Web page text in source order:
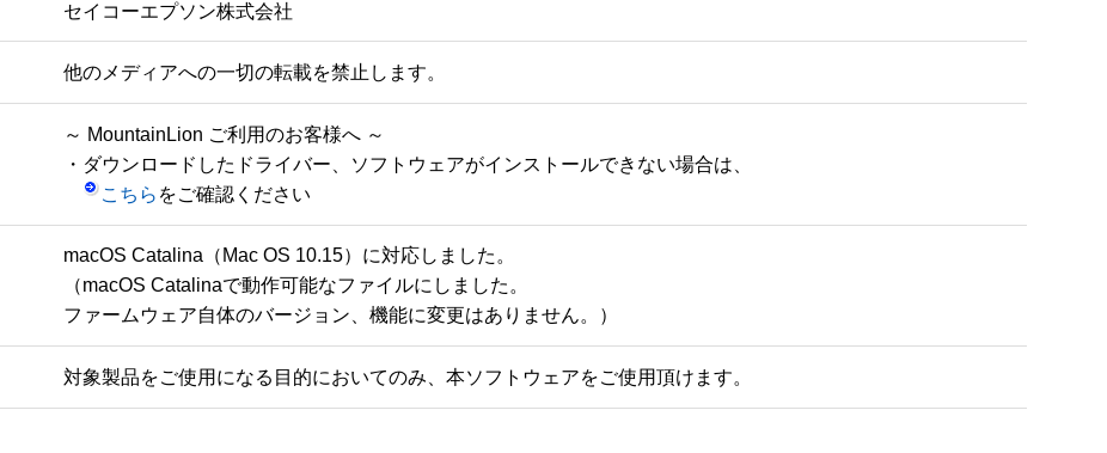
セイコーエプソン株式会社
他のメディアへの一切の転載を禁止します。
～ MountainLion ご利用のお客様へ ～
・ダウンロードしたドライバー、ソフトウェアがインストールできない場合は、
こちら
macOS Catalina（Mac OS 10.15）に対応しました。
（macOS Catalinaで動作可能なファイルにしました。
ファームウェア自体のバージョン、機能に変更はありません。）
対象製品をご使用になる目的においてのみ、本ソフトウェアをご使用頂けます。